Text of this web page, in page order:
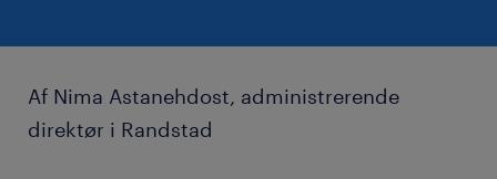
Af Nima Astanehdost, administrerende
direktør i Randstad